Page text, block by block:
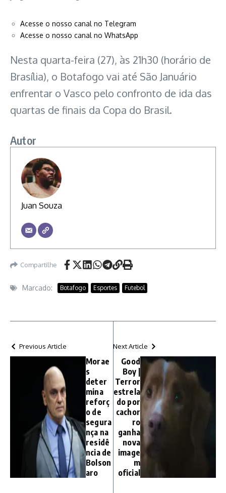
Acesse o nosso canal no Telegram
Acesse o nosso canal no WhatsApp
Nesta quarta-feira (27), às 21h30 (horário de
Brasília), o Botafogo vai até São Januário
enfrentar o Vasco pelo confronto de ida das
quartas de finais da Copa do Brasil.
Autor
Juan Souza
Compartilhe
Marcado: Botafogo Esportes Futebol
Previous Article
Morae
s
deter
mina
reforç
o de
segura
nça na
residê
ncia de
Bolson
aro
Next Article
Good
Boy |
Terror
estrela
do por
cachor
ro
ganha
nova
image
m
oficial